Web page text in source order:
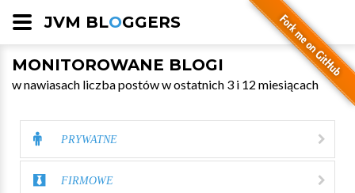
JVM BLOGGERS
MONITOROWANE BLOGI
w nawiasach liczba postów w ostatnich 3 i 12 miesiącach
PRYWATNE
FIRMOWE